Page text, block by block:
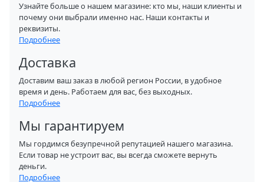
Узнайте больше о нашем магазине: кто мы, наши клиенты и
почему они выбрали именно нас. Наши контакты и
реквизиты.
Подробнее
Доставка
Доставим ваш заказ в любой регион России, в удобное
время и день. Работаем для вас, без выходных.
Подробнее
Мы гарантируем
Мы гордимся безупречной репутацией нашего магазина.
Если товар не устроит вас, вы всегда сможете вернуть
деньги.
Подробнее